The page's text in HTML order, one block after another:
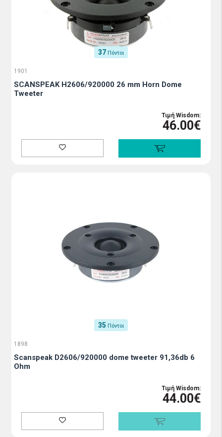
37 Πόντοι
1901
SCANSPEAK H2606/920000 26 mm Horn Dome
Tweeter
Τιμή Wisdom:
46.00€
35 Πόντοι
1898
Scanspeak D2606/920000 dome tweeter 91,36db 6
Ohm
Τιμή Wisdom:
44.00€